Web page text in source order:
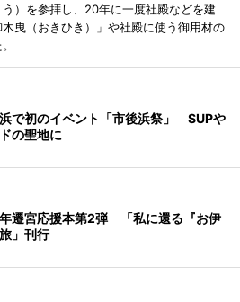
）を参拝し、20年に一度社殿などを建
曳（おきひき）」や社殿に使う御用材の
で初のイベント「市後浜祭」 SUPや
の聖地に
遷宮応援本第2弾 「私に還る『お伊
」刊行